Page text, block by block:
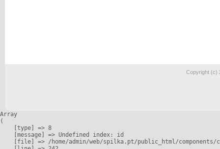
Copyright (c)
Array
(
    [type] => 8
    [message] => Undefined index: id
[file] => /home/admin/web/spilka.pt/public_html/